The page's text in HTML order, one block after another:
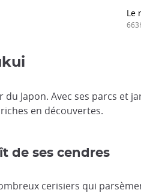
Le
du Japon. Avec ses parcs
en découvertes.
de ses cendres
cerisiers qui